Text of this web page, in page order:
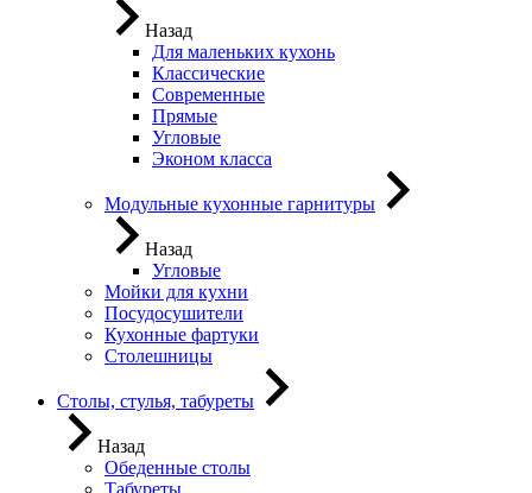
Назад
Для маленьких кухонь
Классические
Современные
Прямые
Угловые
Эконом класса
Модульные кухонные гарнитуры
Назад
Угловые
Мойки для кухни
Посудосушители
Кухонные фартуки
Столешницы
Столы, стулья, табуреты
Назад
Обеденные столы
Табуреты